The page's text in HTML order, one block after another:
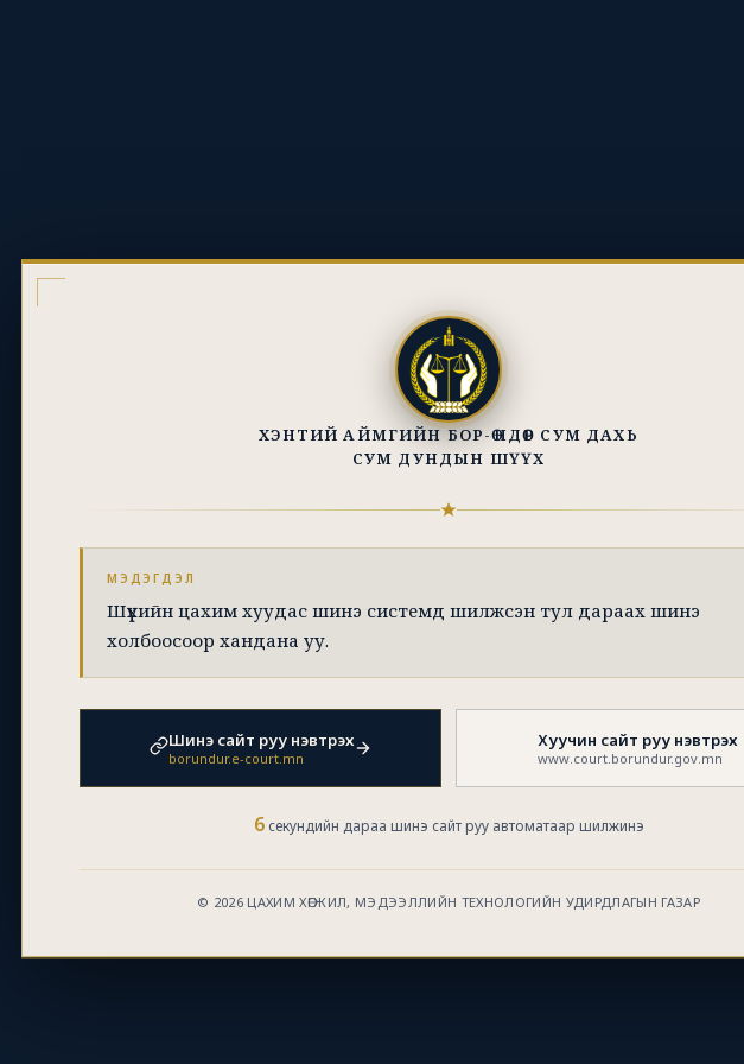
ХЭНТИЙ АЙМГИЙН БОР-ӨНДӨР СУМ ДАХЬ
СУМ ДУНДЫН ШҮҮХ
МЭДЭГДЭЛ
Шүүхийн цахим хуудас шинэ системд шилжсэн тул дараах шинэ
холбоосоор хандана уу.
Шинэ сайт руу нэвтрэх
borundur.e-court.mn
Хуучин сайт руу нэвтрэх
www.court.borundur.gov.mn
6секундийн дараа шинэ сайт руу автоматаар шилжинэ
© 2026 ЦАХИМ ХӨГЖИЛ, МЭДЭЭЛЛИЙН ТЕХНОЛОГИЙН УДИРДЛАГЫН ГАЗАР